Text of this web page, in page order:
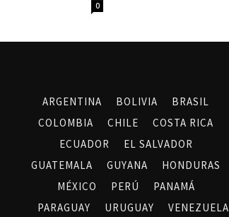
0
ARGENTINA BOLIVIA
BRASIL
COLOMBIA
CHILE
COSTA RICA
ECUADOR
EL SALVADOR
GUATEMALA
GUYANA
HONDURAS
MÉXICO
PERÚ
PANAMÁ
PARAGUAY
URUGUAY VENEZUELA